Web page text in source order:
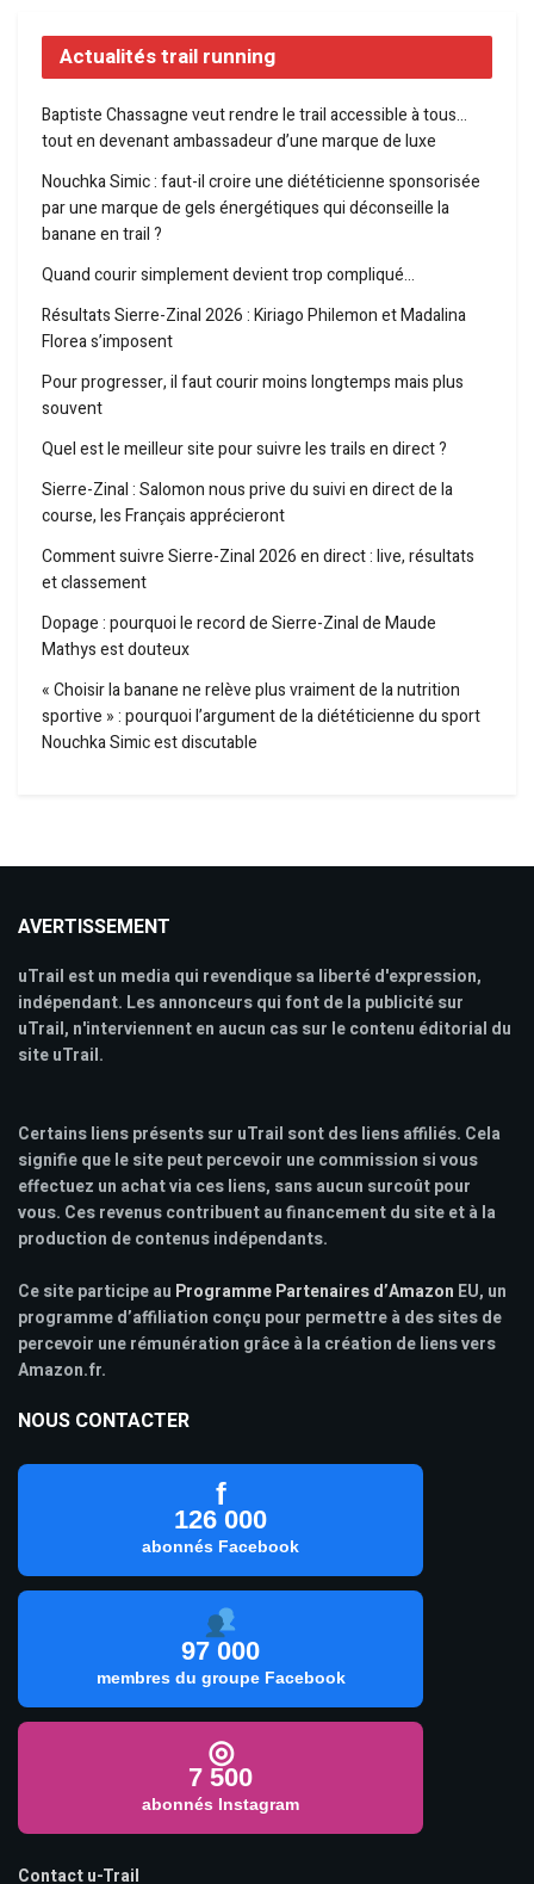
Actualités trail running
Baptiste Chassagne veut rendre le trail accessible à tous…
tout en devenant ambassadeur d’une marque de luxe
Nouchka Simic : faut-il croire une diététicienne sponsorisée
par une marque de gels énergétiques qui déconseille la
banane en trail ?
Quand courir simplement devient trop compliqué…
Résultats Sierre-Zinal 2026 : Kiriago Philemon et Madalina
Florea s’imposent
Pour progresser, il faut courir moins longtemps mais plus
souvent
Quel est le meilleur site pour suivre les trails en direct ?
Sierre-Zinal : Salomon nous prive du suivi en direct de la
course, les Français apprécieront
Comment suivre Sierre-Zinal 2026 en direct : live, résultats
et classement
Dopage : pourquoi le record de Sierre-Zinal de Maude
Mathys est douteux
« Choisir la banane ne relève plus vraiment de la nutrition
sportive » : pourquoi l’argument de la diététicienne du sport
Nouchka Simic est discutable
AVERTISSEMENT
uTrail est un media qui revendique sa liberté d'expression,
indépendant. Les annonceurs qui font de la publicité sur
uTrail, n'interviennent en aucun cas sur le contenu éditorial du
site uTrail.
Certains liens présents sur uTrail sont des liens affiliés. Cela
signifie que le site peut percevoir une commission si vous
effectuez un achat via ces liens, sans aucun surcoût pour
vous. Ces revenus contribuent au financement du site et à la
production de contenus indépendants.
Ce site participe au Programme Partenaires d’Amazon EU, un
programme d’affiliation conçu pour permettre à des sites de
percevoir une rémunération grâce à la création de liens vers
Amazon.fr.
NOUS CONTACTER
f
126 000
abonnés Facebook
97 000
membres du groupe Facebook
◎
7 500
abonnés Instagram
Contact u-Trail